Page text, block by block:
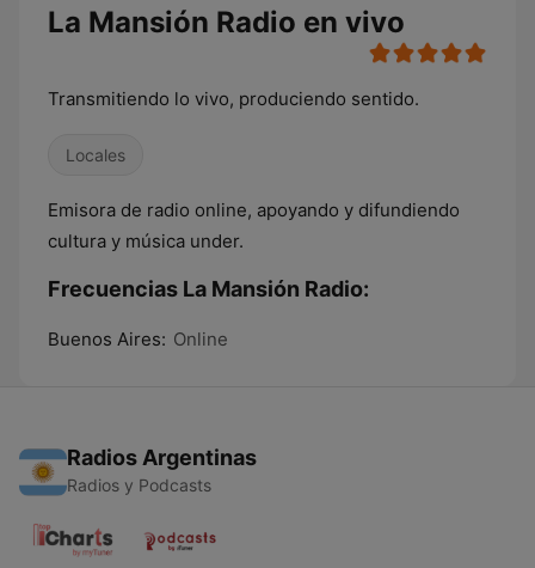
La Mansión Radio en vivo
Transmitiendo lo vivo, produciendo sentido.
Locales
Emisora de radio online, apoyando y difundiendo
cultura y música under.
Frecuencias La Mansión Radio:
Buenos Aires: Online
Radios Argentinas
Radios y Podcasts